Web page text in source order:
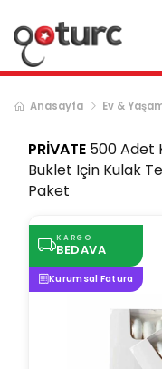
Anasayfa Ev &
PRİVATE 500 Adet
Buklet Için Kulak
Paket
KARGO
BEDAVA
Kurumsal Fatura